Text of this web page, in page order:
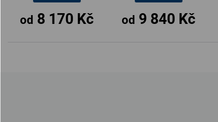
od 8 170 Kč od 9 840 Kč